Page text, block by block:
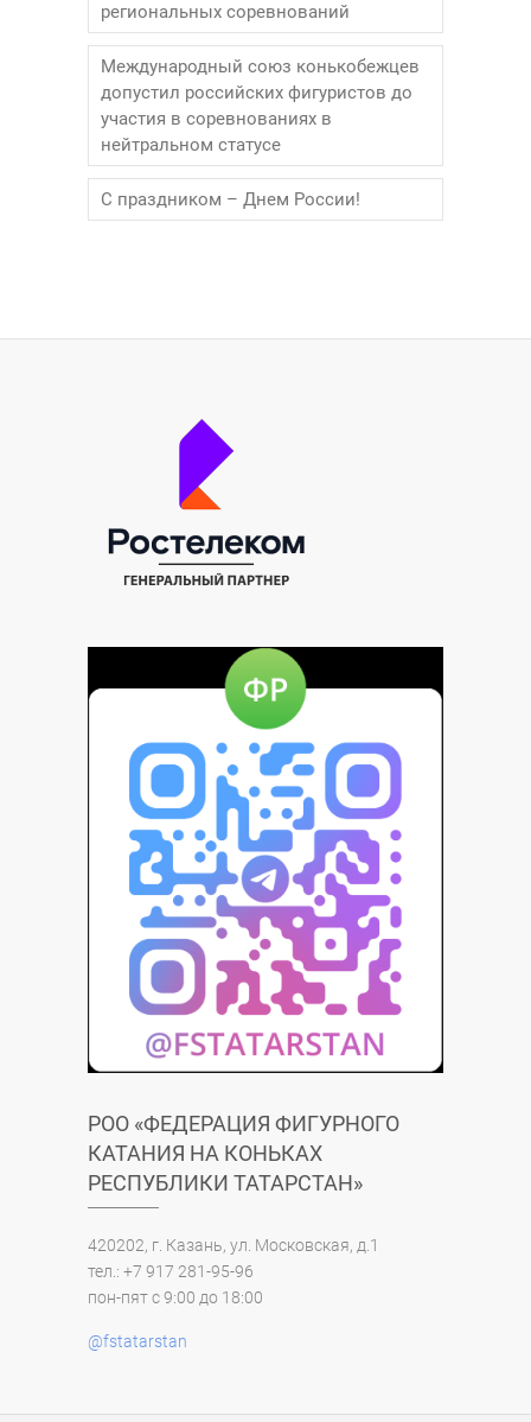
региональных соревнований
Международный союз конькобежцев
допустил российских фигуристов до
участия в соревнованиях в
нейтральном статусе
С праздником – Днем России!
РОО «ФЕДЕРАЦИЯ ФИГУРНОГО
КАТАНИЯ НА КОНЬКАХ
РЕСПУБЛИКИ ТАТАРСТАН»
420202, г. Казань, ул. Московская, д.1
тел.: +7 917 281-95-96
пон-пят с 9:00 до 18:00
@fstatarstan